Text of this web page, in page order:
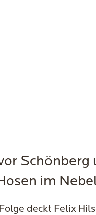
Schönberg
im
deckt Felix